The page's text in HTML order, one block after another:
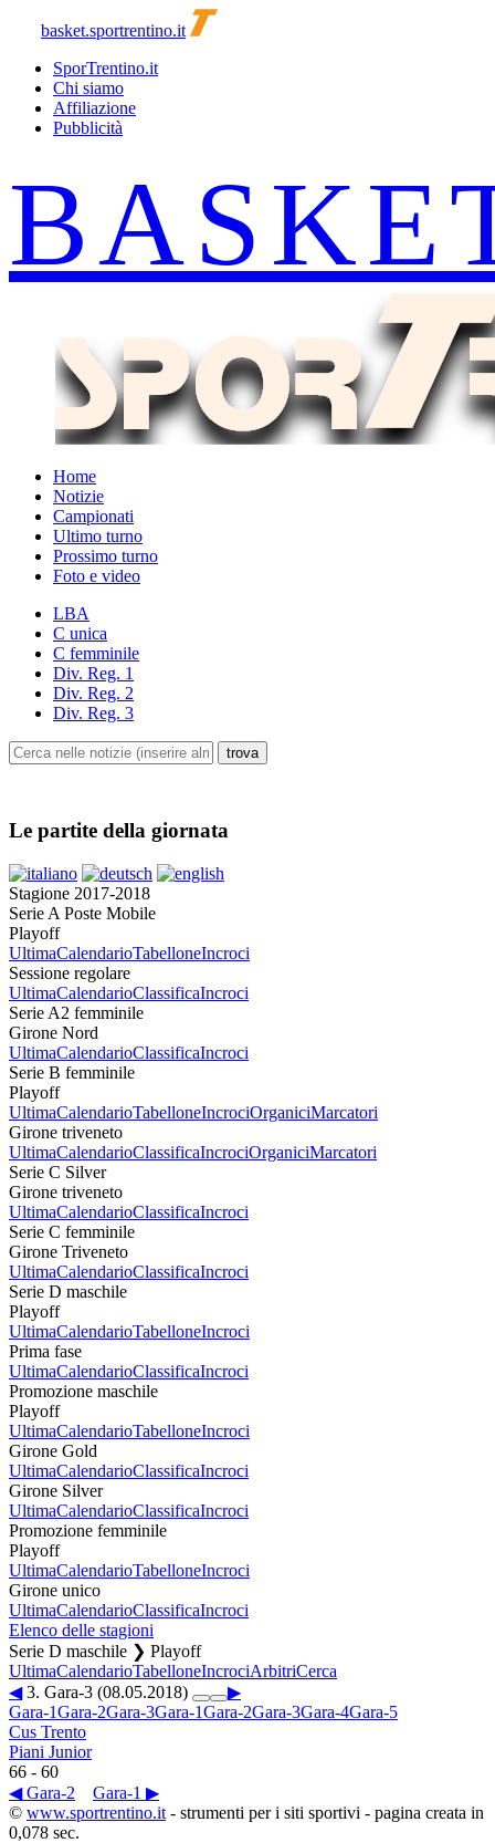
basket.sportrentino.it
SporTrentino.it
Chi siamo
Affiliazione
Pubblicità
Home
Notizie
Campionati
Ultimo turno
Prossimo turno
Foto e video
LBA
C unica
C femminile
Div. Reg. 1
Div. Reg. 2
Div. Reg. 3
Le partite della giornata
Stagione 2017-2018
Serie A Poste Mobile
Playoff
UltimaCalendarioTabelloneIncroci
Sessione regolare
UltimaCalendarioClassificaIncroci
Serie A2 femminile
Girone Nord
UltimaCalendarioClassificaIncroci
Serie B femminile
Playoff
UltimaCalendarioTabelloneIncrociOrganiciMarcatori
Girone triveneto
UltimaCalendarioClassificaIncrociOrganiciMarcatori
Serie C Silver
Girone triveneto
UltimaCalendarioClassificaIncroci
Serie C femminile
Girone Triveneto
UltimaCalendarioClassificaIncroci
Serie D maschile
Playoff
UltimaCalendarioTabelloneIncroci
Prima fase
UltimaCalendarioClassificaIncroci
Promozione maschile
Playoff
UltimaCalendarioTabelloneIncroci
Girone Gold
UltimaCalendarioClassificaIncroci
Girone Silver
UltimaCalendarioClassificaIncroci
Promozione femminile
Playoff
UltimaCalendarioTabelloneIncroci
Girone unico
UltimaCalendarioClassificaIncroci
Elenco delle stagioni
Serie D maschile ❯ Playoff
UltimaCalendarioTabelloneIncrociArbitriCerca
◀3. Gara-3 (08.05.2018)
▶
Gara-1Gara-2Gara-3Gara-1Gara-2Gara-3Gara-4Gara-5
Cus Trento
Piani Junior
66 - 60
◀ Gara-2
Gara-1 ▶
© www.sportrentino.it - strumenti per i siti sportivi - pagina creata in
0,078 sec.